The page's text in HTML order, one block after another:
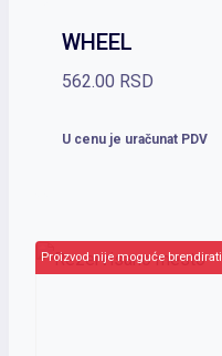
WHEEL
562.00 RSD
U cenu je uračunat PDV
Proizvod nije moguće brendirati